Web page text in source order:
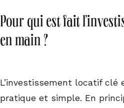
Pour qui est fait
en main ?
L’investissement locatif clé
pratique et simple. En